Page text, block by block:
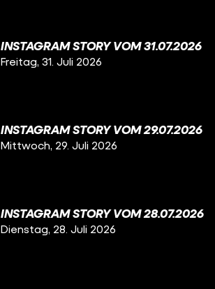
INSTAGRAM STORY VOM 31.07.2026
Freitag, 31. Juli 2026
INSTAGRAM STORY VOM 29.07.2026
Mittwoch, 29. Juli 2026
INSTAGRAM STORY VOM 28.07.2026
Dienstag, 28. Juli 2026